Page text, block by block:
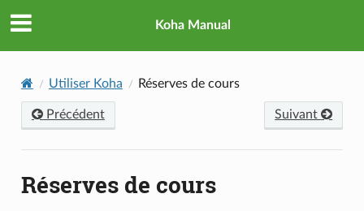
Koha Manual
Utiliser Koha Réserves de cours
Précédent Suivant
Réserves de cours